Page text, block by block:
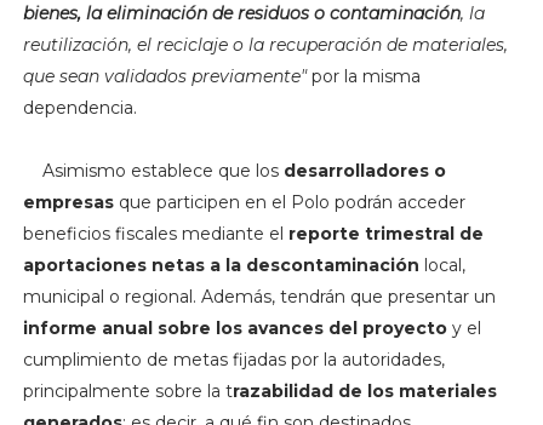
bienes, la eliminación de residuos o contaminación, la
reutilización, el reciclaje o la recuperación de materiales,
que sean validados previamente"por la misma
dependencia.
Asimismo establece que los desarrolladores o
empresas que participen en el Polo podrán acceder
beneficios fiscales mediante el reporte trimestral de
aportaciones netas a la descontaminación local,
municipal o regional. Además, tendrán que presentar un
informe anual sobre los avances del proyecto y el
cumplimiento de metas fijadas por la autoridades,
principalmente sobre la trazabilidad de los materiales